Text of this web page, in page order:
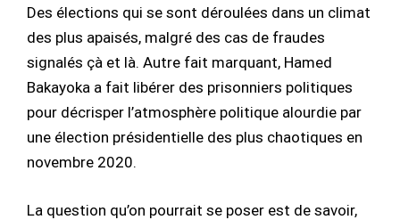
Des élections qui se sont déroulées dans un climat
des plus apaisés, malgré des cas de fraudes
signalés çà et là. Autre fait marquant, Hamed
Bakayoka a fait libérer des prisonniers politiques
pour décrisper l’atmosphère politique alourdie par
une élection présidentielle des plus chaotiques en
novembre 2020.
La question qu’on pourrait se poser est de savoir,